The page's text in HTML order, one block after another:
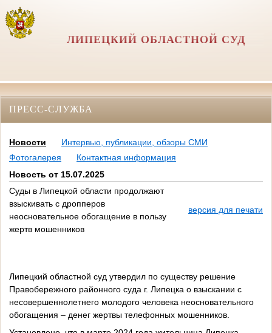
ЛИПЕЦКИЙ ОБЛАСТНОЙ СУД
ПРЕСС-СЛУЖБА
Новости
Интервью, публикации, обзоры СМИ
Фотогалерея
Контактная информация
Новость от 15.07.2025
Суды в Липецкой области продолжают
взыскивать с дропперов
неосновательное обогащение в пользу
жертв мошенников
версия для печати
Липецкий областной суд утвердил по существу решение
Правобережного районного суда г. Липецка о взыскании с
несовершеннолетнего молодого человека неосновательного
обогащения – денег жертвы телефонных мошенников.